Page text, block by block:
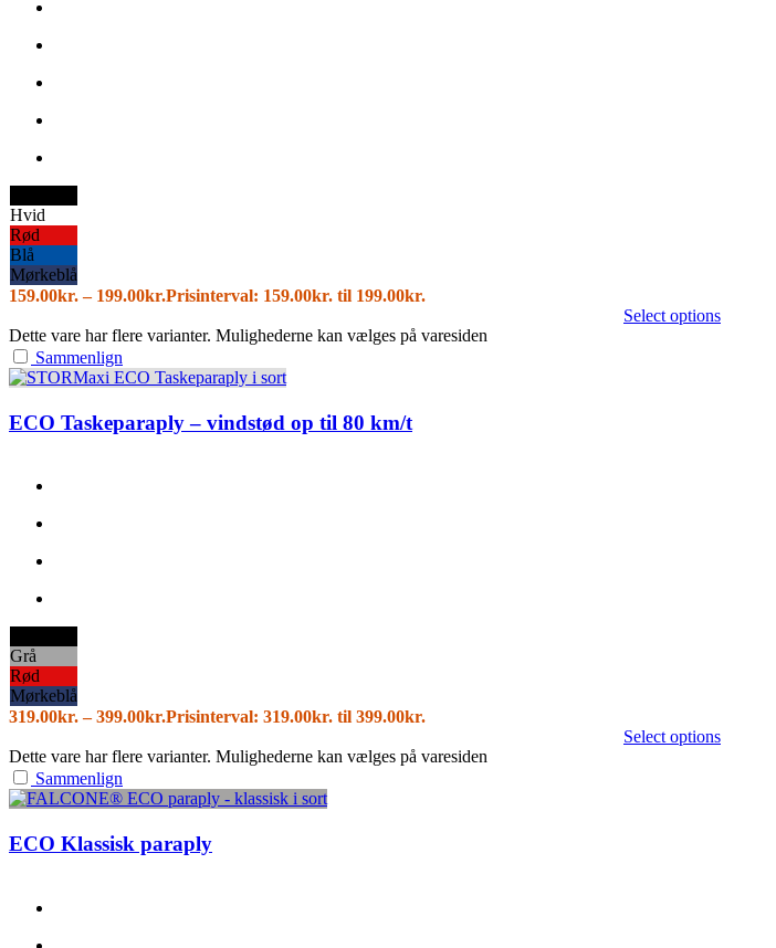
Hvid
Rød
Blå
Mørkeblå
159.00kr. – 199.00kr.Prisinterval: 159.00kr. til 199.00kr.
Select options
Dette vare har flere varianter. Mulighederne kan vælges på varesiden
Sammenlign
ECO Taskeparaply – vindstød op til 80 km/t
Grå
Rød
Mørkeblå
319.00kr. – 399.00kr.Prisinterval: 319.00kr. til 399.00kr.
Select options
Dette vare har flere varianter. Mulighederne kan vælges på varesiden
Sammenlign
ECO Klassisk paraply